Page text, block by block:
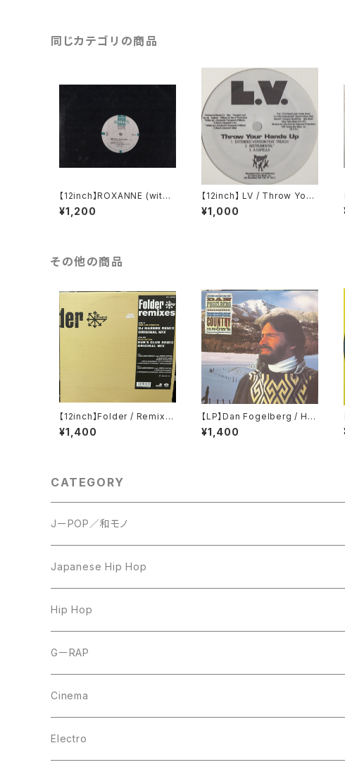
同じカテゴリの商品
【12inch】ROXANNE (with
UTFO) / THE REAL ROXA
NNE
¥1,200
【12inch】 LV / Throw Your
Hands Up (Remixes)
¥1,000
その他の商品
【12inch】Folder / Remixe
s
¥1,400
【LP】Dan Fogelberg / Hig
h Country Snows
¥1,400
CATEGORY
JーPOP／和モノ
LP
7inch
CD
12inch
10inch
Japanese Hip Hop
12inch
LP
Hip Hop
LP
12inch
CD
GーRAP
12inch
LP
Cinema
LP
Electro